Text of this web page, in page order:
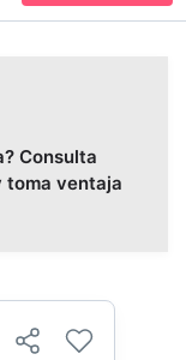
Consulta
toma ventaja